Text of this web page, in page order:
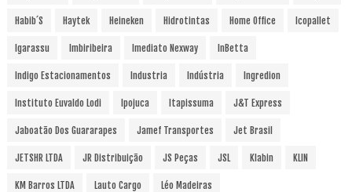
Habib´s Haytek Heineken Hidrotintas Home Office Icopallet
Igarassu Imbiribeira Imediato Nexway InBetta
Indigo Estacionamentos Industria Indústria Ingredion
Instituto Euvaldo Lodi Ipojuca Itapissuma J&T Express
Jaboatão Dos Guararapes Jamef Transportes Jet Brasil
JETSHR LTDA JR Distribuição JS Peças JSL Klabin KLIN
KM Barros LTDA Lauto Cargo Léo Madeiras